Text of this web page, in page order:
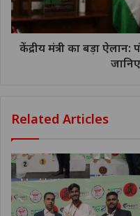
केंद्रीय मंत्री का बड़ा
Related Articles